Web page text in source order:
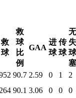
救
球
救
球
比
例
GAA
进
球
传
球
无
失
球
塞
90.7 2.59 0 1
2
264 90.1 3.06 0 0
0